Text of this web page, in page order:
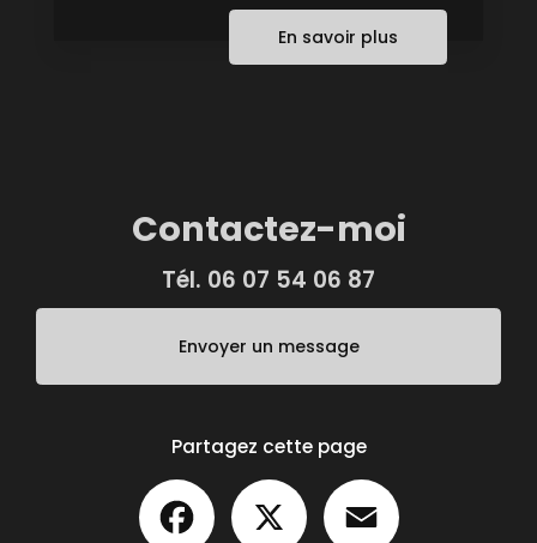
En savoir plus
Contactez-moi
Tél. 06 07 54 06 87
Envoyer un message
Partagez cette page
Facebook